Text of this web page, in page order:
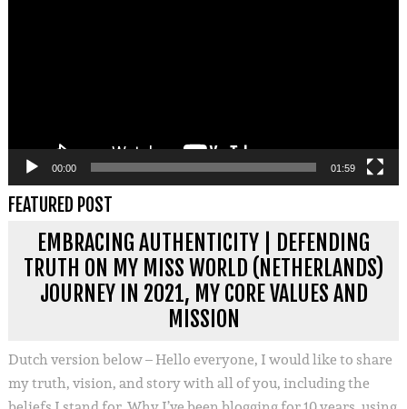
00:00 01:59
FEATURED POST
EMBRACING AUTHENTICITY | DEFENDING
TRUTH ON MY MISS WORLD (NETHERLANDS)
JOURNEY IN 2021, MY CORE VALUES AND
MISSION
Dutch version below – Hello everyone, I would like to share
my truth, vision, and story with all of you, including the